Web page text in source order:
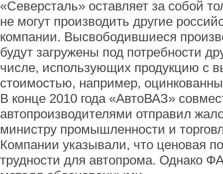
«Северсталь» оставляет за собой
не могут производить другие
компании. Высвободившиеся
будут загружены под потребности
числе, использующих продукцию с
стоимостью, например,
В конце 2010 года «АвтоВАЗ»
автопроизводителями отправил
министру промышленности и
Компании указывали, что ценовая
трудности для автопрома. Однако